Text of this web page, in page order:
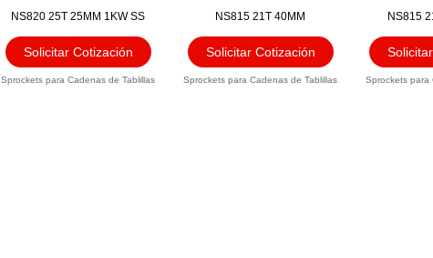
NS820 25T 25MM 1KW SS
Solicitar Cotización
Sprockets para Cadenas de Tablillas
NS815 21T 40MM
Solicitar Cotización
Sprockets para Cadenas de Tablillas
NS815
Sprockets para